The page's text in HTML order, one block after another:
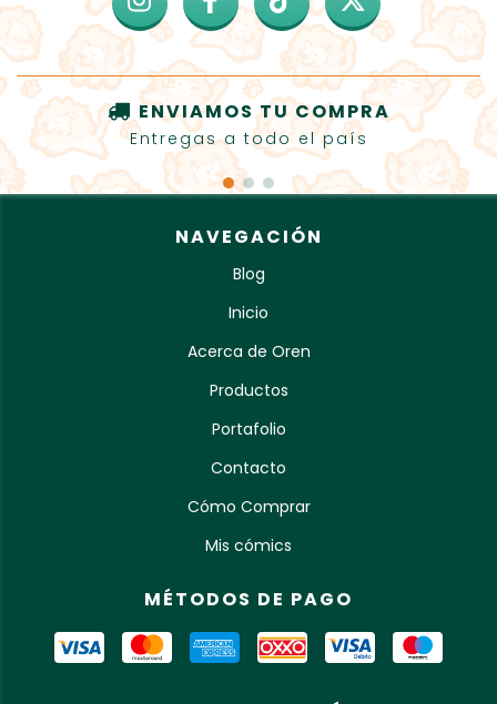
ENVIAMOS TU COMPRA
Entregas a todo el país
NAVEGACIÓN
Blog
Inicio
Acerca de Oren
Productos
Portafolio
Contacto
Cómo Comprar
Mis cómics
MÉTODOS DE PAGO